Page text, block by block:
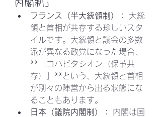
内閣制」
フランス（半大統領制）：
大統
領と首相が共存する珍しいスタ
イルです。大統領と議会の多数
派が異なる政党になった場合、
**「コハビタシオン（保革共
存）」**という、大統領と首相
が別々の陣営から出る状態にな
ることもあります。
日本（議院内閣制）：
内閣は国